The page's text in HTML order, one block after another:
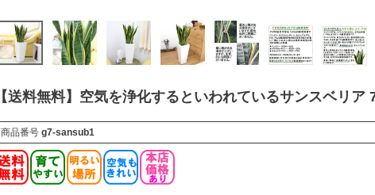
【送料無料】空気を浄化するといわれているサンスベリ
商品番号 g7-sansub1